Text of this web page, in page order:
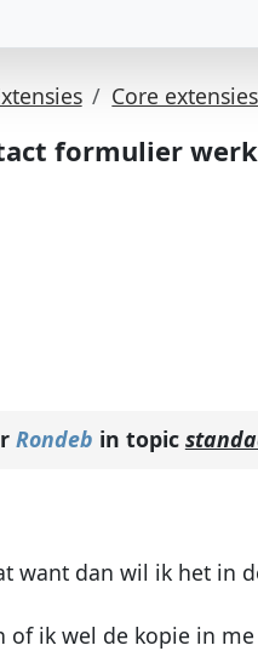
Core extensies
formulier
Rondeb in topic
want dan wil ik het in
of ik wel de kopie in